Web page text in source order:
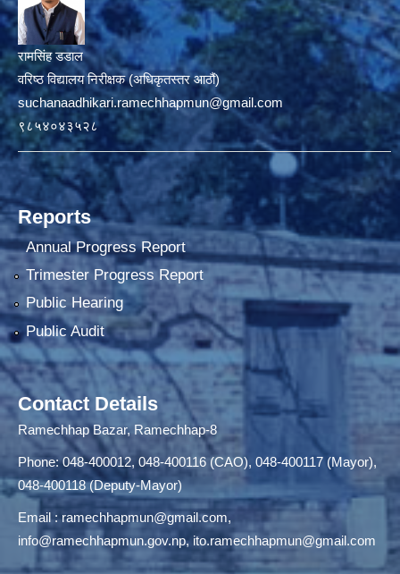
रामसिंह डडाल
वरिष्ठ विद्यालय निरीक्षक (अधिकृतस्तर आठौं)
suchanaadhikari.ramechhapmun@gmail.com
९८५४०४३५२८
Reports
Annual Progress Report
Trimester Progress Report
Public Hearing
Public Audit
Contact Details
Ramechhap Bazar, Ramechhap-8
Phone: 048-400012, 048-400116 (CAO), 048-400117 (Mayor),
048-400118 (Deputy-Mayor)
Email :ramechhapmun@gmail.com,
info@ramechhapmun.gov.np, ito.ramechhapmun@gmail.com